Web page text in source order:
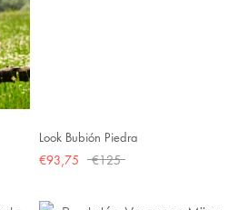
Look Bubión Piedra
€93,75
€125